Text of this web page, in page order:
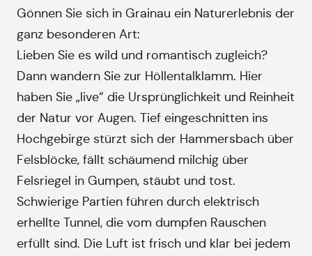
Gönnen Sie sich in Grainau ein Naturerlebnis der
ganz besonderen Art:
Lieben Sie es wild und romantisch zugleich?
Dann wandern Sie zur Höllentalklamm. Hier
haben Sie „live“ die Ursprünglichkeit und Reinheit
der Natur vor Augen. Tief eingeschnitten ins
Hochgebirge stürzt sich der Hammersbach über
Felsblöcke, fällt schäumend milchig über
Felsriegel in Gumpen, stäubt und tost.
Schwierige Partien führen durch elektrisch
erhellte Tunnel, die vom dumpfen Rauschen
erfüllt sind. Die Luft ist frisch und klar bei jedem